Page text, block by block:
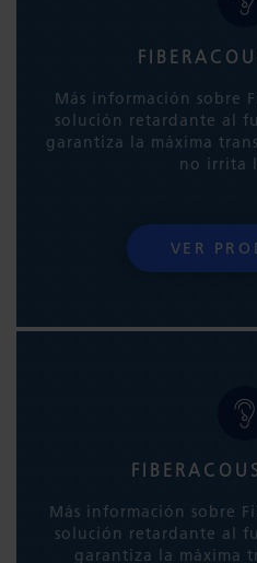
Más información sobre
solución retardante al
garantiza la máxima
no irrita
VER
Más información sobre
solución retardante al
garantiza la máxima